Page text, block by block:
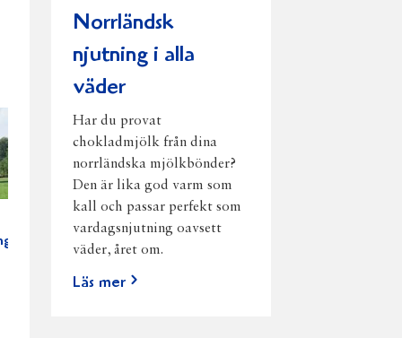
Norrländsk
njutning i alla
väder
Har du provat
chokladmjölk från dina
norrländska mjölkbönder?
Den är lika god varm som
kall och passar perfekt som
vardagsnjutning oavsett
väder, året om.
Läs mer